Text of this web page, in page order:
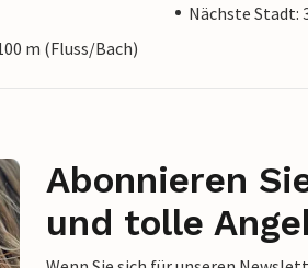
Nächste Stadt:
m (Fluss/Bach)
Abonnieren
und tolle